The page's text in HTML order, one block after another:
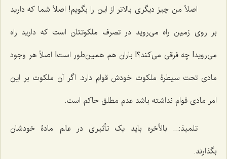
اصلاً من چیز دیگری بالاتر از این را بگویم! اصلاً شما که دارید
بر روی زمین راه می‌روید در تصرف ملکوتتان است که دارید راه
می‌روید! چه فرقی می‌کند؟! باران هم همین‌طور است! اصلاً هر وجود
مادی تحت سیطرۀ ملکوت خودش قوام دارد. اگر آن ملکوت بر این
امر مادی قوام نداشته باشد عدم مطلق حاکم است.
تلمیذ:... بالأخره باید یک تأثیری در عالم مادۀ خودشان
بگذارند.